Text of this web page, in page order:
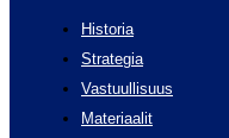
Historia
Strategia
Vastuullisuus
Materiaalit